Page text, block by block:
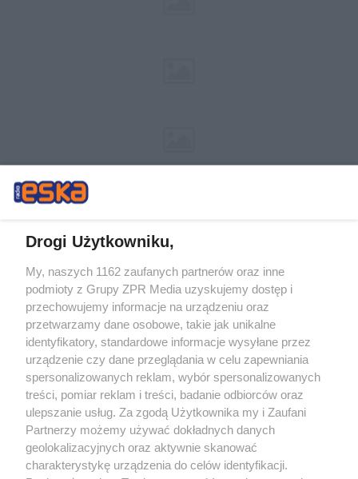
Żaden utwór zamieszczony w serwisie nie może być powielany i
rozpowszechniany lub dalej rozpowszechniany w jakikolwiek sposób (w
tym także elektroniczny lub mechaniczny) na jakimkolwiek polu
eksploatacji w jakiejkolwiek formie, włącznie z umieszczaniem w Internecie
bez pisemnej zgody właściciela praw. Jakiekolwiek użycie lub
wykorzystanie utworów w całości lub w części z naruszeniem prawa, tzn.
bez właściwej zgody, jest zabronione pod groźbą kary i może być ścigane
prawnie.
Drogi Użytkowniku,
My, naszych 1162 zaufanych partnerów oraz inne
podmioty z Grupy ZPR Media uzyskujemy dostęp i
przechowujemy informacje na urządzeniu oraz
przetwarzamy dane osobowe, takie jak unikalne
identyfikatory, standardowe informacje wysyłane przez
urządzenie czy dane przeglądania w celu zapewniania
spersonalizowanych reklam, wybór spersonalizowanych
treści, pomiar reklam i treści, badanie odbiorców oraz
ulepszanie usług. Za zgodą Użytkownika my i Zaufani
Partnerzy możemy używać dokładnych danych
geolokalizacyjnych oraz aktywnie skanować
charakterystykę urządzenia do celów identyfikacji.